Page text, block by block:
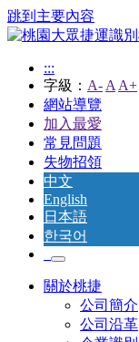
跳到主要內容
桃
園
大
眾
捷
運
股
:::
字級： A- A A+
網站導覽
加入最愛
常見問題
失物招領
中文
English
日本語
한국어
關於桃捷
公司簡介
公司沿革